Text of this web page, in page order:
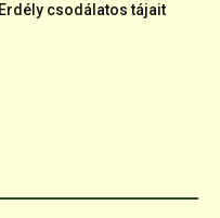
csodálatos tájait